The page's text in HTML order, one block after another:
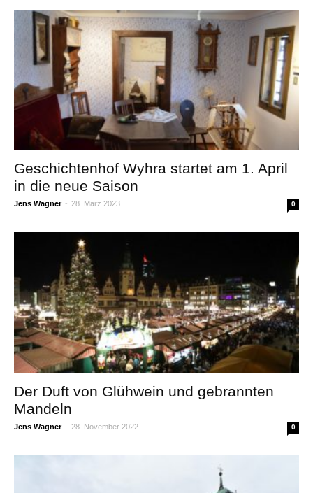
Geschichtenhof Wyhra startet am 1. April
in die neue Saison
Jens Wagner - 28. März 2023 0
Der Duft von Glühwein und gebrannten
Mandeln
Jens Wagner - 28. November 2022 0